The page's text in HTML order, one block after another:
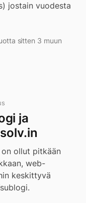
jostain vuodesta
sitten 3 muun
ja
on ollut pitkään
web-
keskittyvä